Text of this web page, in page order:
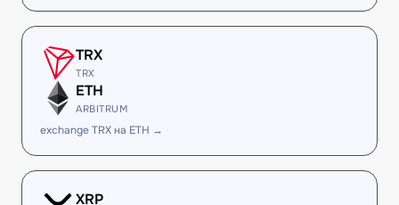
TRX
TRX
ETH
ARBITRUM
exchange TRX на ETH →
XRP